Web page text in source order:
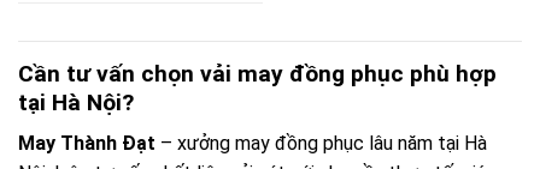
Cần tư vấn chọn vải may đồng phục phù hợp
tại Hà Nội?
May Thành Đạt – xưởng may đồng phục lâu năm tại Hà